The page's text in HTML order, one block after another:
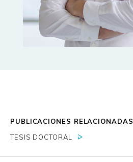
PUBLICACIONES RELACIONADAS
TESIS DOCTORAL